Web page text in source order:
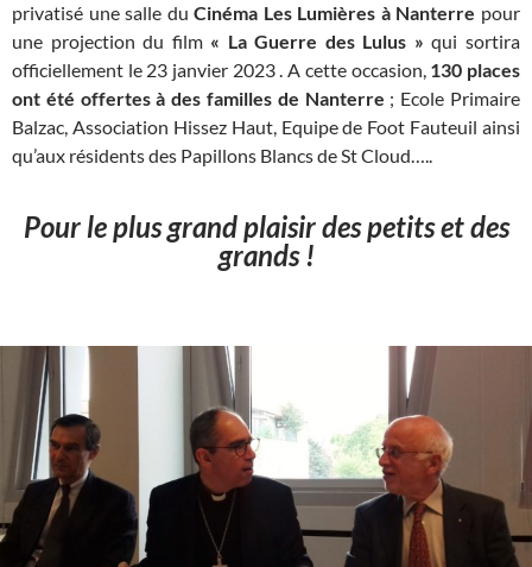
privatisé une salle duCinéma Les Lumières à Nanterre pour
une projection du film « La Guerre des Lulus » qui sortira
officiellement le 23 janvier 2023 . A cette occasion, 130 places
ont été offertes à des familles de Nanterre ; Ecole Primaire
Balzac, Association Hissez Haut, Equipe de Foot Fauteuil ainsi
qu’aux résidents des Papillons Blancs de St Cloud…..
Pour le plus grand plaisir des petits et des
grands !